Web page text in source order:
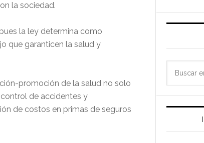
la sociedad.
la ley determina como
que garanticen la salud y
promoción de la salud no solo
de accidentes y
de costos en primas de seguros
web